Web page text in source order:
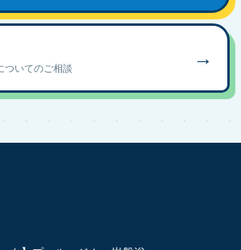
ついてのご相談 →